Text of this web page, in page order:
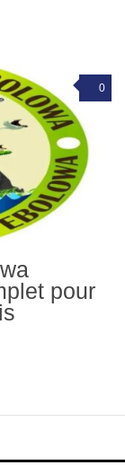
0
pour